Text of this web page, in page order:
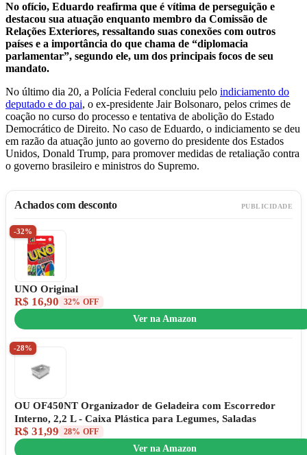
No ofício, Eduardo reafirma que é vítima de perseguição e
destacou sua atuação enquanto membro da Comissão de
Relações Exteriores, ressaltando suas conexões com outros
países e a importância do que chama de “diplomacia
parlamentar”, segundo ele, um dos principais focos de seu
mandato.
No último dia 20, a Polícia Federal concluiu pelo indiciamento do
deputado e do pai, o ex-presidente Jair Bolsonaro, pelos crimes de
coação no curso do processo e tentativa de abolição do Estado
Democrático de Direito. No caso de Eduardo, o indiciamento se deu
em razão da atuação junto ao governo do presidente dos Estados
Unidos, Donald Trump, para promover medidas de retaliação contra
o governo brasileiro e ministros do Supremo.
Achados com desconto PUBLICIDADE
-32%
UNO Original
R$ 16,90 32% OFF
Ver na Amazon
-28%
OU OF450NT Organizador de Geladeira com Escorredor
Interno, 2,2 L - Caixa Plástica para Legumes, Saladas
R$ 31,99 28% OFF
Ver na Amazon